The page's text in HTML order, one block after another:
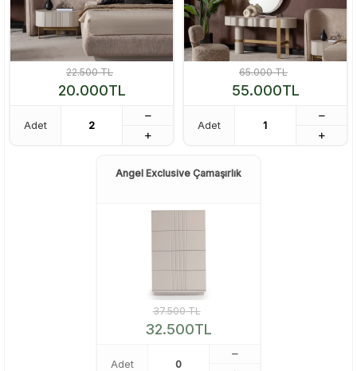
22.500TL
20.000TL
Adet
65.000TL
55.000TL
Adet
Angel Exclusive Çamaşırlık
37.500TL
32.500TL
Adet